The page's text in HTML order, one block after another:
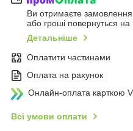
Ви отримаєте замовлення
або гроші повернуться на
Детальніше
Оплатити частинами
Оплата на рахунок
Онлайн-оплата карткою
Всі умови оплати